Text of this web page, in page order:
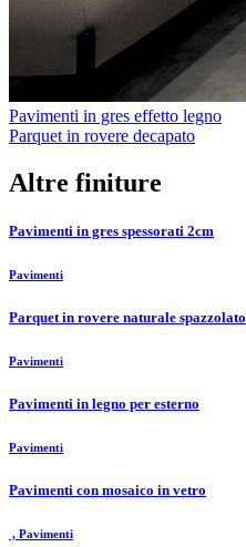
Pavimenti in gres effetto legno
Parquet in rovere decapato
Altre finiture
Pavimenti in gres spessorati 2cm
Pavimenti
Parquet in rovere naturale spazzolato
Pavimenti
Pavimenti in legno per esterno
Pavimenti
Pavimenti con mosaico in vetro
, Pavimenti